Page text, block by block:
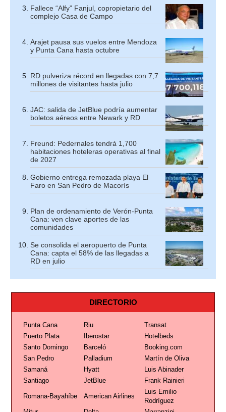
Fallece “Alfy” Fanjul, copropietario del
complejo Casa de Campo
Arajet pausa sus vuelos entre Mendoza
y Punta Cana hasta octubre
RD pulveriza récord en llegadas con 7,7
millones de visitantes hasta julio
JAC: salida de JetBlue podría aumentar
boletos aéreos entre Newark y RD
Freund: Pedernales tendrá 1,700
habitaciones hoteleras operativas al final
de 2027
Gobierno entrega remozada playa El
Faro en San Pedro de Macorís
Plan de ordenamiento de Verón-Punta
Cana: ven clave aportes de las
comunidades
Se consolida el aeropuerto de Punta
Cana: capta el 58% de las llegadas a
RD en julio
DIRECTORIO
Punta Cana Riu
Transat
Puerto Plata
Iberostar
Hotelbeds
Santo Domingo
Barceló
Booking.com
San Pedro
Palladium
Martín de Oliva
Samaná
Hyatt
Luis Abinader
Santiago
JetBlue Frank Rainieri
Romana-Bayahíbe American Airlines
Luis Emilio
Rodríguez